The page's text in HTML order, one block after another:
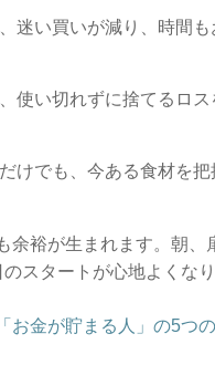
迷い買いが減り、時間も
使い切れずに捨てるロス
けでも、今ある食材を把
余裕が生まれます。朝、
スタートが心地よくなり
お金が貯まる人」の5つ